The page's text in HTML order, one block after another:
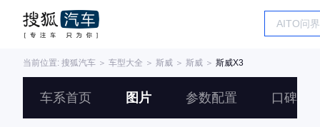
当前位置: 搜狐汽车 ＞ 车型大全 ＞ 斯威 ＞ 斯威 ＞ 斯威X3
车系首页 图片 参数配置 口碑